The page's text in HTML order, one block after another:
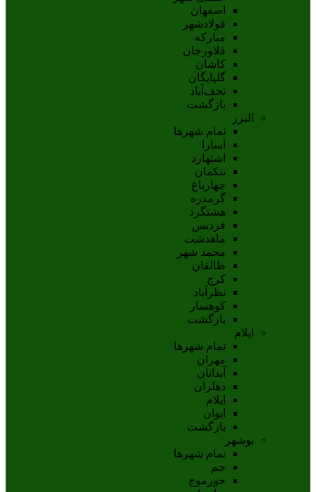
اصفهان
فولادشهر
مبارکه
فلاورجان
کاشان
گلپايگان
نجف‌آباد
بازگشت
البرز
تمام شهر‌ها
آسارا
اشتهارد
تنکمان
چهارباغ
گرمدره
هشتگرد
فردیس
ماهدشت
محمد شهر
طالقان
کرج
نظرآباد
کوهسار
بازگشت
ایلام
تمام شهر‌ها
مهران
آبدانان
دهلران
ايلام
ايوان
بازگشت
بوشهر
تمام شهر‌ها
جم
خورموج